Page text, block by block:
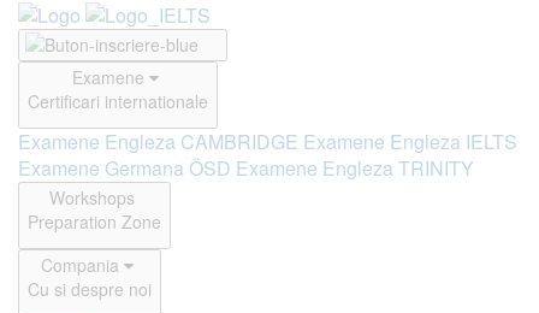
Examene
Certificari internationale
Examene Engleza CAMBRIDGE Examene Engleza IELTS
Examene Germana ÖSD Examene Engleza TRINITY
Workshops
Preparation Zone
Compania
Cu si despre noi